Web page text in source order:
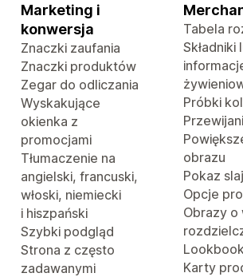
Marketing i
konwersja
Znaczki zaufania
Znaczki produktów
Zegar do odliczania
Wyskakujące
okienka z
promocjami
Tłumaczenie na
angielski, francuski,
włoski, niemiecki
i hiszpański
Szybki podgląd
Strona z często
zadawanymi
Tabela
Składniki
Próbki
obrazu
Pokaz
Opcje
Obrazy o
Karty